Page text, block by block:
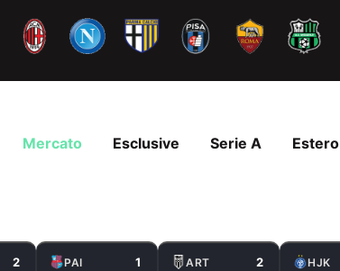
Mercato Esclusive Serie A Estero
2 PAI 1 ART 2 HJK